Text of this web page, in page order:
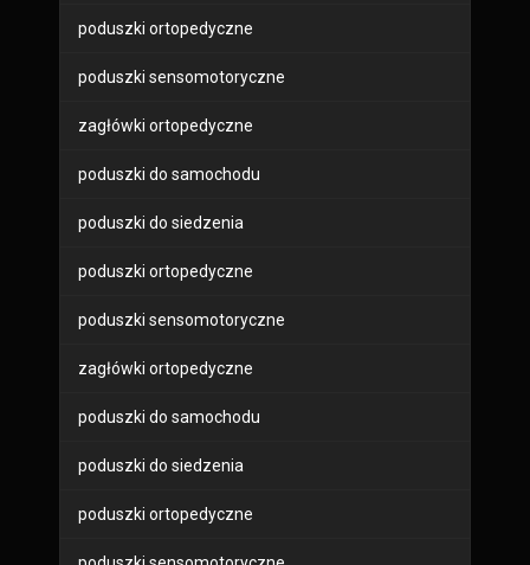
poduszki ortopedyczne
poduszki sensomotoryczne
zagłówki ortopedyczne
poduszki do samochodu
poduszki do siedzenia
poduszki ortopedyczne
poduszki sensomotoryczne
zagłówki ortopedyczne
poduszki do samochodu
poduszki do siedzenia
poduszki ortopedyczne